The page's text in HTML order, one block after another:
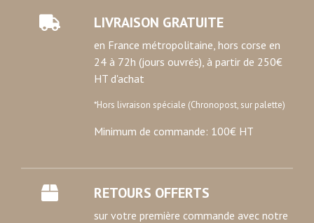
LIVRAISON GRATUITE
en France métropolitaine, hors corse en
24 à 72h (jours ouvrés), à partir de 250€
HT d'achat
*Hors livraison spéciale (Chronopost, sur palette)
Minimum de commande: 100€ HT
RETOURS OFFERTS
sur votre première commande avec notre